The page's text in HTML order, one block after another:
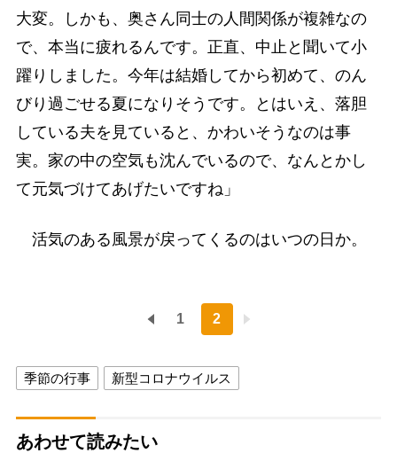
大変。しかも、奥さん同士の人間関係が複雑なの
で、本当に疲れるんです。正直、中止と聞いて小
躍りしました。今年は結婚してから初めて、のん
びり過ごせる夏になりそうです。とはいえ、落胆
している夫を見ていると、かわいそうなのは事
実。家の中の空気も沈んでいるので、なんとかし
て元気づけてあげたいですね」
活気のある風景が戻ってくるのはいつの日か。
1 2
季節の行事 新型コロナウイルス
あわせて読みたい